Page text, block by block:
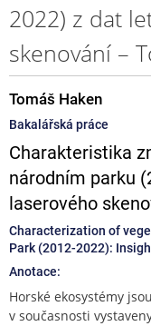
2022) z dat
skenování –
Tomáš Haken
Bakalářská práce
Charakteristika
národním parku
laserového
Characterization of
Park (2012-2022):
Anotace:
Horské ekosystémy jsou
v současnosti